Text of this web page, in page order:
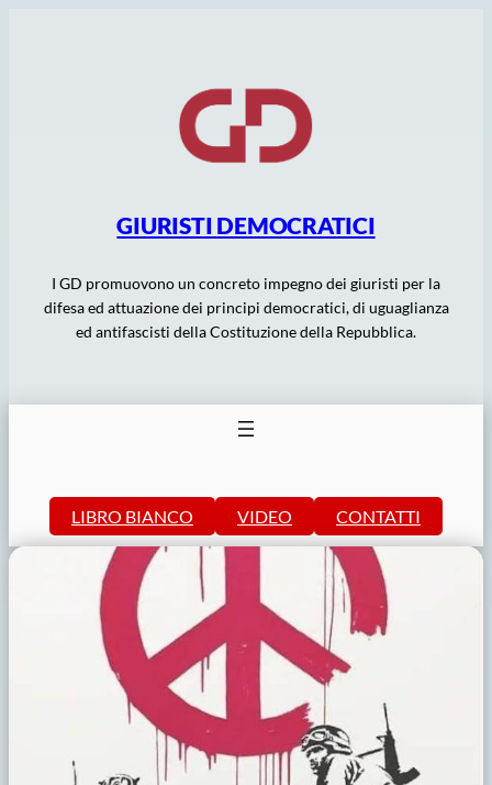
GIURISTI DEMOCRATICI
I GD promuovono un concreto impegno dei giuristi per la
difesa ed attuazione dei principi democratici, di uguaglianza
ed antifascisti della Costituzione della Repubblica.
LIBRO BIANCO VIDEO CONTATTI